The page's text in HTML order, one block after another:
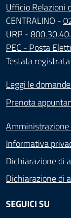
Ufficio Relazioni
CENTRALINO -
URP -
PEC - Posta
Testata
Leggi le
Prenota
Informativa
Dichiarazione di
Dichiarazione di
SEGUICI SU